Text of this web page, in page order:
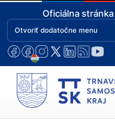
Oficiálna stránka
Otvoriť dodatočne menu